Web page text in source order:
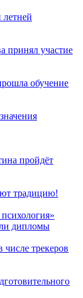
принял участие
обучение
пройдёт
традицию!
дипломы
трекеров